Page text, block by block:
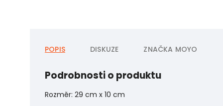
POPIS DISKUZE ZNAČKA MOYO
Podrobnosti o produktu
Rozměr: 29 cm x 10 cm